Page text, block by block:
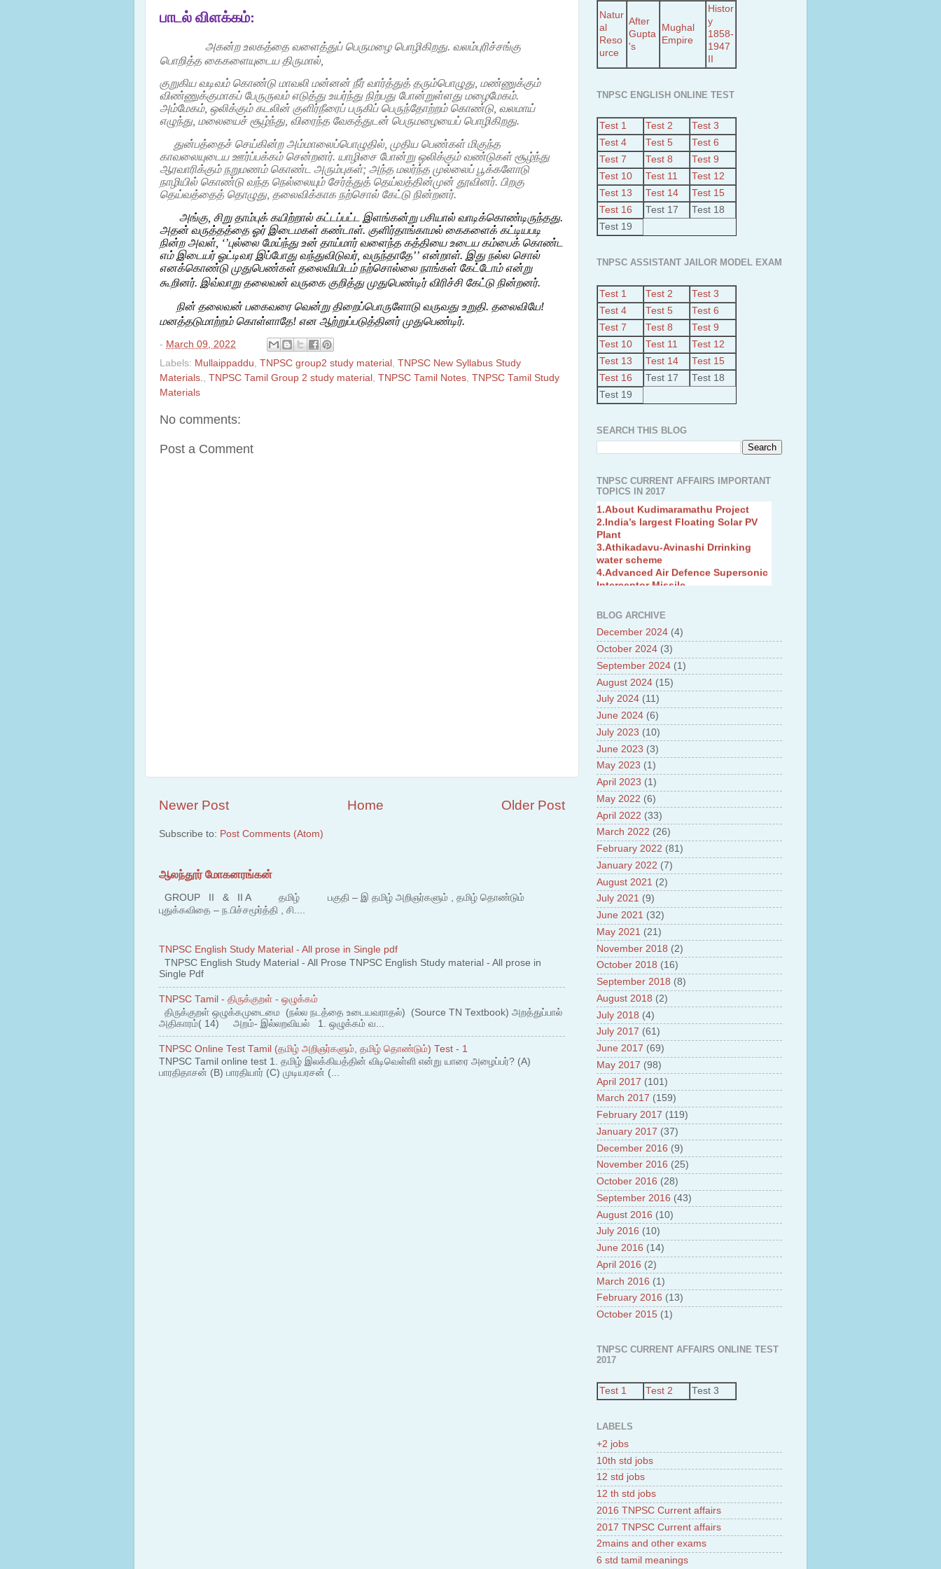
பாடல் விளக்கம்:
அகன்ற உலகத்தை வளைத்துப் பெருமழை பொழிகிறது. வலம்புரிச்சங்கு
பொறித்த கைகளையுடைய திருமால்,
குறுகிய வடிவம் கொண்டு மாவலி மன்னன் நீர் வார்த்துத் தரும்பொழுது, மண்ணுக்கும்
விண்ணுக்குமாகப் பேருருவம் எடுத்து உயர்ந்து நிற்பது போன்றுள்ளது மழைமேகம்.
அம்மேகம், ஒலிக்கும் கடலின் குளிர்நீரைப் பருகிப் பெருந்தோற்றம் கொண்டு, வலமாய்
எழுந்து, மலையைச் சூழ்ந்து, விரைந்த வேகத்துடன் பெருமழையைப் பொழிகிறது.
துன்பத்தைச் செய்கின்ற அம்மாலைப்பொழுதில், முதிய பெண்கள் மிகுந்த
காவலையுடைய ஊர்ப்பக்கம் சென்றனர். யாழிசை போன்று ஒலிக்கும் வண்டுகள் சூழ்ந்து
ஆரவாரிக்கும் நறுமணம் கொண்ட அரும்புகள்; அந்த மலர்ந்த முல்லைப் பூக்களோடு
நாழியில் கொண்டு வந்த நெல்லையும் சேர்த்துத் தெய்வத்தின்முன்தூவினர். பிறகு
தெய்வத்தைத் தொழுது, தலைவிக்காக நற்சொல் கேட்டு நின்றனர்.
அங்கு, சிறு தாம்புக் கயிற்றால் கட்டப்பட்ட இளங்கன்று பசியால் வாடிக்கொண்டிருந்தது.
அதன் வருத்தத்தை ஓர் இடைமகள் கண்டாள். குளிர்தாங்காமல் கைகளைக் கட்டியபடி
நின்ற அவள், ‘’புல்லை மேய்ந்து உன் தாய்மார் வளைந்த கத்தியை உடைய கம்பைக் கொண்ட
எம் இடையர் ஓட்டிவர இப்போது வந்துவிடுவர், வருந்தாதே’’ என்றாள். இது நல்ல சொல்
எனக்கொண்டு முதுபெண்கள் தலைவியிடம் நற்சொல்லை நாங்கள் கேட்டோம் என்று
கூறினர். இவ்வாறு தலைவன் வருகை குறித்து முதுபெண்டிர் விரிச்சி கேட்டு நின்றனர்.
நின் தலைவன் பகைவரை வென்று திறைப்பொருளோடு வருவது உறுதி. தலைவியே!
மனத்தடுமாற்றம் கொள்ளாதே! என ஆற்றுப்படுத்தினர் முதுபெண்டிர்.
- March 09, 2022
Labels: Mullaippaddu, TNPSC group2 study material , TNPSC New Syllabus Study
Materials., TNPSC Tamil Group 2 study material , TNPSC Tamil Notes, TNPSC Tamil Study
Materials
No comments:
Post a Comment
Newer Post Older Post
Home
Subscribe to: Post Comments (Atom)
ஆலந்தூர் மோகனரங்கன்
GROUP II & II A தமிழ் பகுதி – இ தமிழ் அறிஞர்களும் , தமிழ் தொண்டும்
புதுக்கவிதை – ந.பிச்சமூர்த்தி , சி....
TNPSC English Study Material - All prose in Single pdf
TNPSC English Study Material - All Prose TNPSC English Study material - All prose in
Single Pdf
TNPSC Tamil - திருக்குறள் - ஒழுக்கம்
திருக்குறள் ஒழுக்கமுடைமை (நல்ல நடத்தை உடையவராதல்) (Source TN Textbook) அறத்துப்பால்
அதிகாரம்( 14) அறம்- இல்லறவியல் 1. ஒழுக்கம் வ...
TNPSC Online Test Tamil (தமிழ் அறிஞர்களும், தமிழ் தொண்டும்) Test - 1
TNPSC Tamil online test 1. தமிழ் இலக்கியத்தின் விடிவெள்ளி என்று யாரை அழைப்பர்? (A)
பாரதிதாசன் (B) பாரதியார் (C) முடியரசன் (...
Natur
al
Reso
urce
After
Gupta
's
Mughal
Empire
Histor
y
1858-
1947
II
TNPSC ENGLISH ONLINE TEST
Test 1 Test 2
Test 3
Test 4
Test 5
Test 6
Test 7
Test 8
Test 9
Test 10
Test 11
Test 12
Test 13
Test 14
Test 15
Test 16
Test 17
Test 18
Test 19
TNPSC ASSISTANT JAILOR MODEL EXAM
Test 1 Test 2
Test 3
Test 4
Test 5
Test 6
Test 7
Test 8
Test 9
Test 10
Test 11
Test 12
Test 13
Test 14
Test 15
Test 16
Test 17
Test 18
Test 19
SEARCH THIS BLOG
TNPSC CURRENT AFFAIRS IMPORTANT
TOPICS IN 2017
1.About Kudimaramathu Project
2.India’s largest Floating Solar PV
Plant
3.Athikadavu-Avinashi Drrinking
water scheme
4.Advanced Air Defence Supersonic
Interceptor Missile
5.Mission Fingerling to achieve Blue
7.New Canyon Found in Andhra
Pradesh
8.Highlights of National Health
Policy
9.Cheyyur ultra mega power project
10.About Tamil Nadu and UDAY
Scheme
11.About Tamil Nadu Neutrino
project at Theni
12.About GRAPES 3 Cosmic ray
laboratory
13.About Bharat stage III and BS IV
Vehicles
14.Facts about GSAT-9 Satellite
15.About Bottom Trawling and its
impacts
BLOG ARCHIVE
December 2024 (4)
October 2024 (3)
September 2024 (1)
August 2024 (15)
July 2024 (11)
June 2024 (6)
July 2023 (10)
June 2023 (3)
May 2023 (1)
April 2023 (1)
May 2022 (6)
April 2022 (33)
March 2022 (26)
February 2022 (81)
January 2022 (7)
August 2021 (2)
July 2021 (9)
June 2021 (32)
May 2021 (21)
November 2018 (2)
October 2018 (16)
September 2018 (8)
August 2018 (2)
July 2018 (4)
July 2017 (61)
June 2017 (69)
May 2017 (98)
April 2017 (101)
March 2017 (159)
February 2017 (119)
January 2017 (37)
December 2016 (9)
November 2016 (25)
October 2016 (28)
September 2016 (43)
August 2016 (10)
July 2016 (10)
June 2016 (14)
April 2016 (2)
March 2016 (1)
February 2016 (13)
October 2015 (1)
TNPSC CURRENT AFFAIRS ONLINE TEST
2017
Test 1 Test 2 Test 3
LABELS
+2 jobs
10th std jobs
12 std jobs
12 th std jobs
2016 TNPSC Current affairs
2017 TNPSC Current affairs
2mains and other exams
6 std tamil meanings